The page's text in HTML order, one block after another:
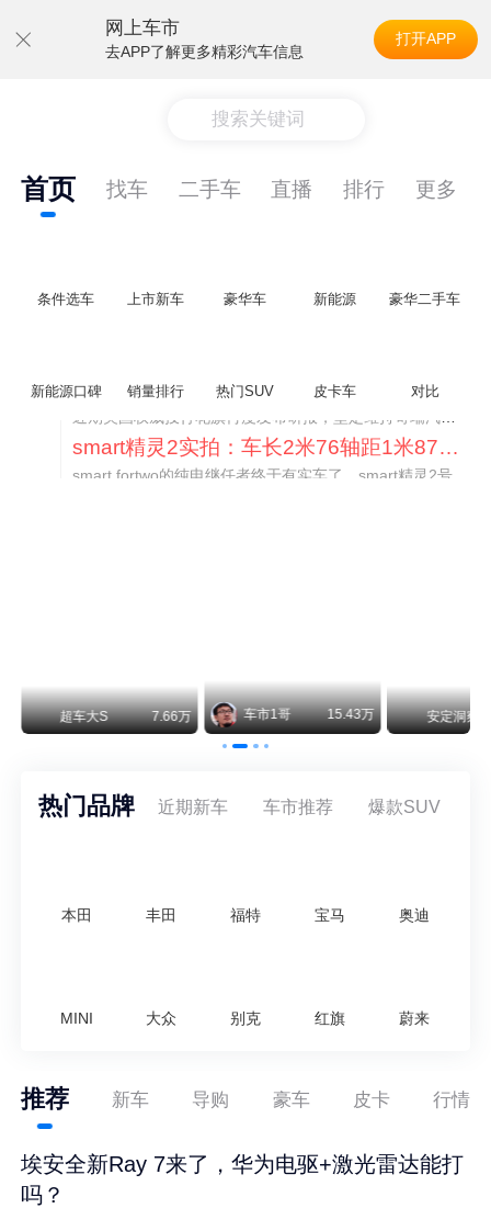
网上车市
去APP了解更多精彩汽车信息
打开APP
搜索关键词
首页 找车 二手车 直播 排行 更多
条件选车 上市新车 豪华车 新能源 豪华二手车
新能源口碑 销量排行 热门SUV 皮卡车 对比
超车大S 7.66万 车市1哥 15.43万 安定洞察
热门品牌 近期新车 车市推荐 爆款SUV
本田 丰田 福特 宝马 奥迪
MINI 大众 别克 红旗 蔚来
推荐 新车 导购 豪车 皮卡 行情
埃安全新Ray 7来了，华为电驱+激光雷达能打
吗？